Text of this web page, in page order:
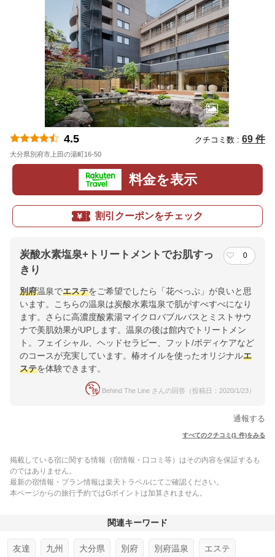
4.5 クチコミ数 : 69 件
大分県別府市上田の湯町16-50
料金を表示
割引クーポンをチェック
炭酸水素塩泉+トリートメントでお肌すっ
きり
0
別府温泉でエステをご希望でしたら「花べっぷ」が良いと思
います。こちらの温泉は炭酸水素塩泉で肌がすべすべになり
ます。さらに高濃度酸素湯マイクロバブルバスとミストサウ
ナで美肌効果がUPします。温泉の後は館内でトリートメン
ト。フェイシャル、ヘッドセラピー、フット/ボディケアなど
のコースが充実しています。椿オイルを使ったオリジナルエ
ステを体験できます。
Behind The Line さんの回答（投稿日：2020/1/23）
通報する
すべてのクチコミ(1 件)をみる
掲載している宿に関する情報（宿情報・口コミ等）はその内容を保証するも
のではありません。
最新の宿情報・プラン情報は楽天トラベルにてご確認ください。
本ページからの旅行予約ではGポイントは加算されません。
関連キーワード
友達 九州 大分県 別府 別府温泉 エステ